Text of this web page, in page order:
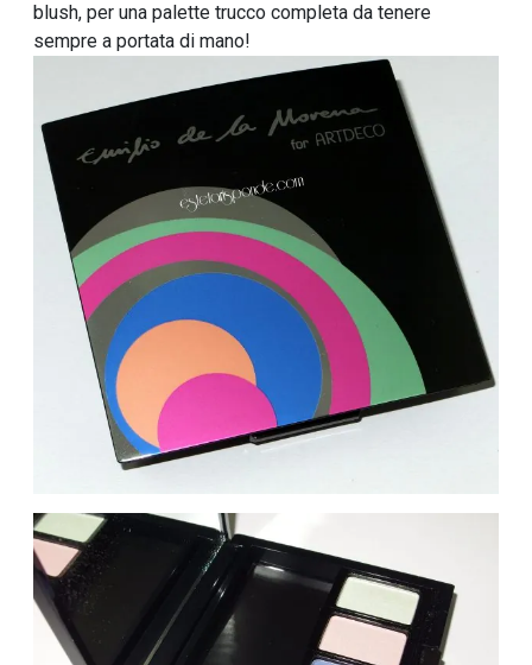
blush, per una palette trucco completa da tenere
sempre a portata di mano!